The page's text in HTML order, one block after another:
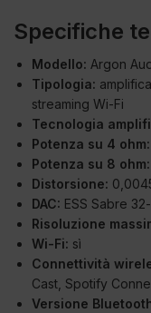
Specifiche
Modello: Argon
Tipologia:
streaming Wi-Fi
Tecnologia
Potenza su 4 ohm:
Potenza su 8 ohm:
Distorsione:
DAC: ESS Sabre
Risoluzione
Wi-Fi: sì
Connettività
Cast, Spotify
Versione